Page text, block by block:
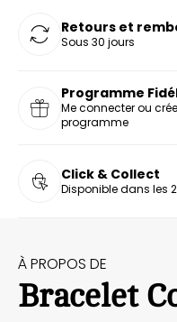
Retours et
Sous 30 jours
Programme
Me connecter ou
programme
Click & Collect
Disponible dans les
À PROPOS DE
Bracelet